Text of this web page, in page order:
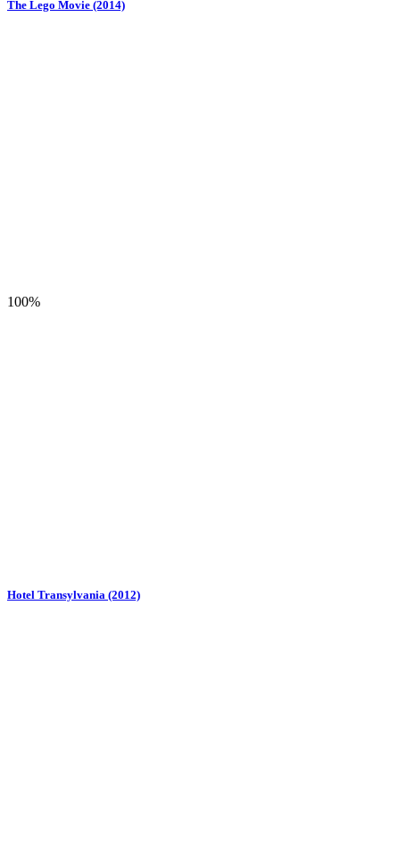
The Lego Movie (2014)
100%
Hotel Transylvania (2012)